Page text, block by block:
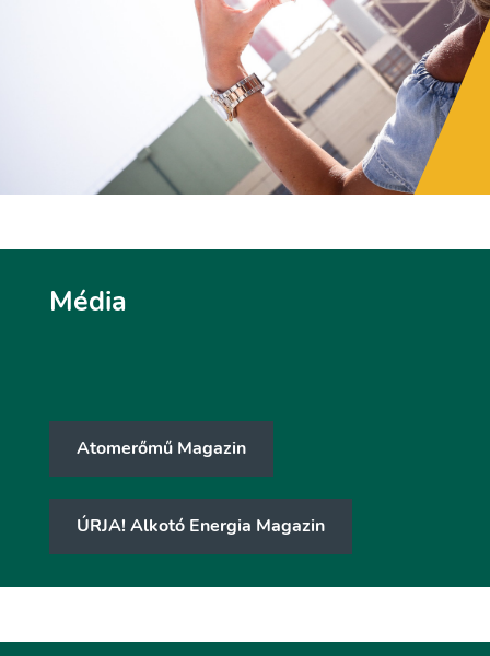
Média
Atomerőmű Magazin
ÚRJA! Alkotó Energia Magazin